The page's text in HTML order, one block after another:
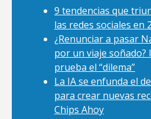
9 tendencias que
las redes sociales en
¿Renunciar a pasar
por un viaje soñado?
prueba el “dilema”
La IA se enfunda el
para crear nuevas
Chips Ahoy